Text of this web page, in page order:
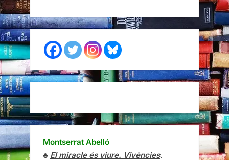
Montserrat Abelló
♣ El miracle és viure. Vivències.